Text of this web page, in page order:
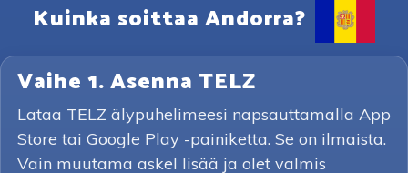
Kuinka soittaa Andorra?
Vaihe 1. Asenna TELZ
Lataa TELZ älypuhelimeesi napsauttamalla App
Store tai Google Play -painiketta. Se on ilmaista.
Vain muutama askel lisää ja olet valmis